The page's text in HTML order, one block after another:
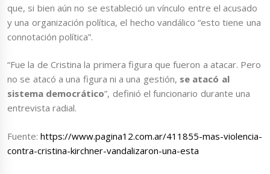
que, si bien aún no se estableció un vínculo entre el acusado
y una organización política, el hecho vandálico “esto tiene una
connotación política”.
“Fue la de Cristina la primera figura que fueron a atacar. Pero
no se atacó a una figura ni a una gestión, se atacó al
sistema democrático”, definió el funcionario durante una
entrevista radial.
Fuente:https://www.pagina12.com.ar/411855-mas-violencia-
contra-cristina-kirchner-vandalizaron-una-esta